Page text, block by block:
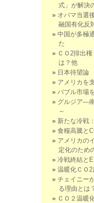
式」が解決
オバマ当選
融国有化反
中国が多極
た
ＣＯ2排出
は？他
日本待望論
アメリカを
バブル市場
グルジア―
～
新たな冷戦
食糧高騰と
アメリカの
定化のため
冷戦終結と
温暖化ＣＯ2
チェイニー
る理由とは
ＣＯ２温暖